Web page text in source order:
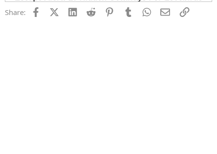
Share: FacebookX (Twitter)
LinkedInReddit PinterestTumblrWhatsApp
EmailLink